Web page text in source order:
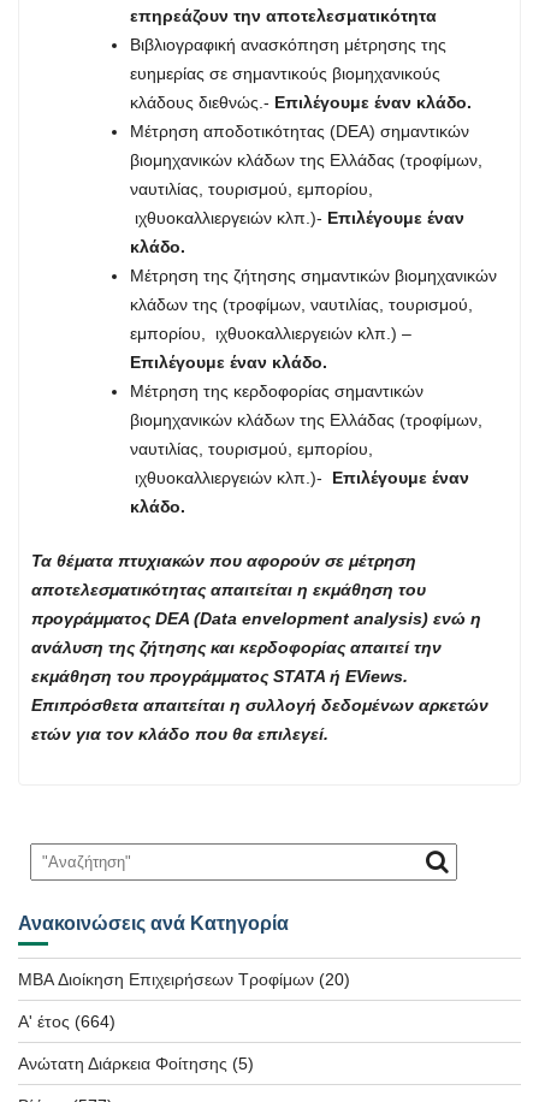
επηρεάζουν την αποτελεσματικότητα
Βιβλιογραφική ανασκόπηση μέτρησης της
ευημερίας σε σημαντικούς βιομηχανικούς
κλάδους διεθνώς.- Επιλέγουμε έναν κλάδο.
Μέτρηση αποδοτικότητας (DEA) σημαντικών
βιομηχανικών κλάδων της Ελλάδας (τροφίμων,
ναυτιλίας, τουρισμού, εμπορίου,
ιχθυοκαλλιεργειών κλπ.)- Επιλέγουμε έναν
κλάδο.
Μέτρηση της ζήτησης σημαντικών βιομηχανικών
κλάδων της (τροφίμων, ναυτιλίας, τουρισμού,
εμπορίου, ιχθυοκαλλιεργειών κλπ.) –
Επιλέγουμε έναν κλάδο.
Μέτρηση της κερδοφορίας σημαντικών
βιομηχανικών κλάδων της Ελλάδας (τροφίμων,
ναυτιλίας, τουρισμού, εμπορίου,
ιχθυοκαλλιεργειών κλπ.)- Επιλέγουμε έναν
κλάδο.
Τα θέματα πτυχιακών που αφορούν σε μέτρηση
αποτελεσματικότητας απαιτείται η εκμάθηση του
προγράμματοςDEA (Data envelopment analysis) ενώ η
ανάλυση της ζήτησης και κερδοφορίας απαιτεί την
εκμάθηση του προγράμματοςSTATA ή EViews.
Επιπρόσθετα απαιτείται η συλλογή δεδομένων αρκετών
ετών για τον κλάδο που θα επιλεγεί.
Ανακοινώσεις ανά Κατηγορία
MBA Διοίκηση Επιχειρήσεων Τροφίμων (20)
Α' έτος (664)
Ανώτατη Διάρκεια Φοίτησης (5)